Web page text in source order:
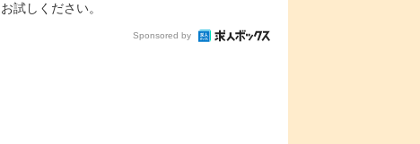
お試しください。
Sponsored by